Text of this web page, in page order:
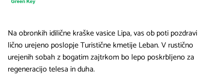
Na obronkih idilične kraške vasice Lipa, vas ob poti pozdravi
lično urejeno poslopje Turistične kmetije Leban. V rustično
urejenih sobah z bogatim zajtrkom bo lepo poskrbljeno za
regeneracijo telesa in duha.